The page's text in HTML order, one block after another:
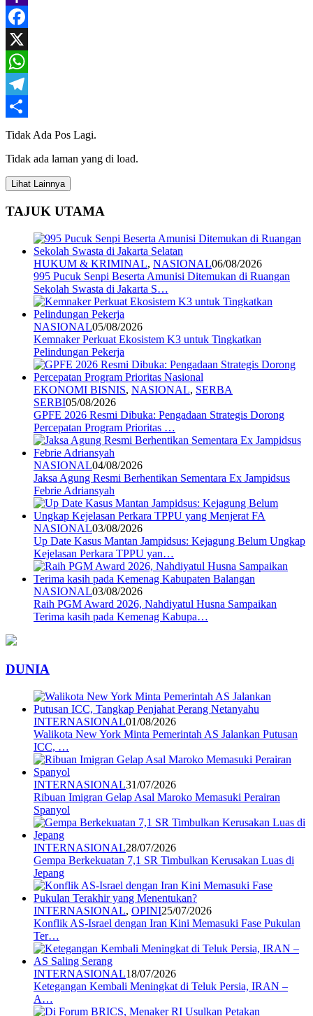
Yahoo
Mail
Facebook
X
WhatsApp
Telegram
Share
Tidak Ada Pos Lagi.
Tidak ada laman yang di load.
Lihat Lainnya
TAJUK UTAMA
HUKUM & KRIMINAL, NASIONAL06/08/2026
995 Pucuk Senpi Beserta Amunisi Ditemukan di Ruangan
Sekolah Swasta di Jakarta S…
NASIONAL05/08/2026
Kemnaker Perkuat Ekosistem K3 untuk Tingkatkan
Pelindungan Pekerja
EKONOMI BISNIS, NASIONAL, SERBA
SERBI05/08/2026
GPFE 2026 Resmi Dibuka: Pengadaan Strategis Dorong
Percepatan Program Prioritas …
NASIONAL04/08/2026
Jaksa Agung Resmi Berhentikan Sementara Ex Jampidsus
Febrie Adriansyah
NASIONAL03/08/2026
Up Date Kasus Mantan Jampidsus: Kejagung Belum Ungkap
Kejelasan Perkara TPPU yan…
NASIONAL03/08/2026
Raih PGM Award 2026, Nahdiyatul Husna Sampaikan
Terima kasih pada Kemenag Kabupa…
DUNIA
INTERNASIONAL01/08/2026
Walikota New York Minta Pemerintah AS Jalankan Putusan
ICC, …
INTERNASIONAL31/07/2026
Ribuan Imigran Gelap Asal Maroko Memasuki Perairan
Spanyol
INTERNASIONAL28/07/2026
Gempa Berkekuatan 7,1 SR Timbulkan Kerusakan Luas di
Jepang
INTERNASIONAL, OPINI25/07/2026
Konflik AS-Israel dengan Iran Kini Memasuki Fase Pukulan
Ter…
INTERNASIONAL18/07/2026
Ketegangan Kembali Meningkat di Teluk Persia, IRAN –
A…